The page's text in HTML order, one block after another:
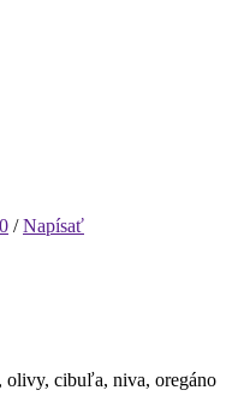
/Napísať
olivy, cibuľa, niva, oregáno